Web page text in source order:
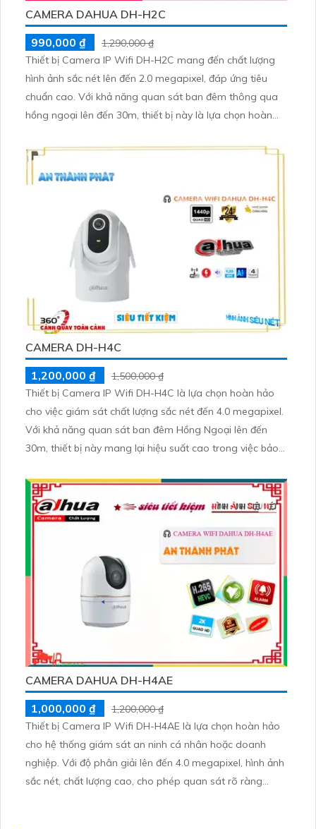
CAMERA DAHUA DH-H2C
990,000 ₫
1,290,000 ₫
Thiết bị Camera IP Wifi DH-H2C mang đến chất lượng
hình ảnh sắc nét lên đến 2.0 megapixel, đáp ứng tiêu
chuẩn cao. Với khả năng quan sát ban đêm thông qua
hồng ngoại lên đến 30m, thiết bị này là lựa chọn hoàn
Wifi, camera này không giảm chất lượng hồng ngoại
SMD
CAMERA DH-H4C
1,200,000 ₫
1,500,000 ₫
Thiết bị Camera IP Wifi DH-H4C là lựa chọn hoàn hảo
cho việc giám sát chất lượng sắc nét đến 4.0 megapixel.
Với khả năng quan sát ban đêm Hồng Ngoại lên đến
30m, thiết bị này mang lại hiệu suất cao trong việc bảo
giảm chất lượng Hồng Ngoại Smart IR và được trang bị
đèn còi báo động giám sát chi tiết
CAMERA DAHUA DH-H4AE
1,000,000 ₫
1,200,000 ₫
Thiết bị Camera IP Wifi DH-H4AE là lựa chọn hoàn hảo
cho hệ thống giám sát an ninh cá nhân hoặc doanh
nghiệp. Với độ phân giải lên đến 4.0 megapixel, hình ảnh
sắc nét, chất lượng cao, cho phép quan sát rõ ràng